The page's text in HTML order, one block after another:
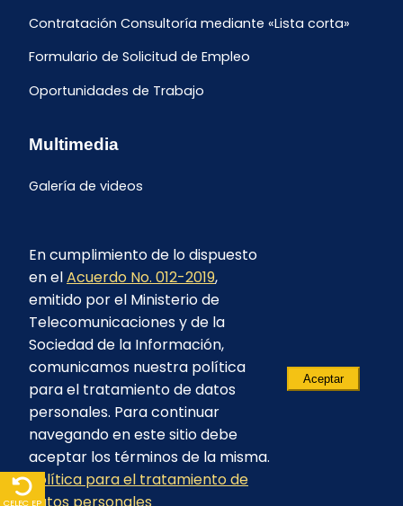
Contratación Consultoría mediante «Lista corta»
Formulario de Solicitud de Empleo
Oportunidades de Trabajo
Multimedia
Galería de videos
© 2023 - CELEC EP - Todos los derechos
En cumplimiento de lo dispuesto
en elAcuerdo No. 012-2019,
emitido por el Ministerio de
Telecomunicaciones y de la
Sociedad de la Información,
comunicamos nuestra política
para el tratamiento de datos
personales. Para continuar
navegando en este sitio debe
aceptar los términos de la misma.
Política para el tratamiento de
Aceptar
CELEC EP